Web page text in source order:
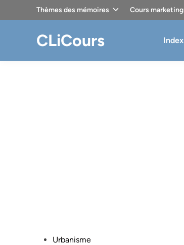
Thèmes des mémoires Cours marketing
CLiCours Index
PostedUrbanisme